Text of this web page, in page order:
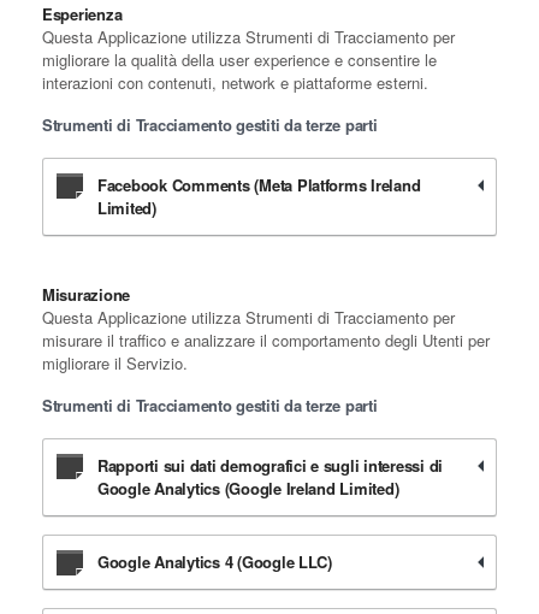
Esperienza
Questa Applicazione utilizza Strumenti di Tracciamento per
migliorare la qualità della user experience e consentire le
interazioni con contenuti, network e piattaforme esterni.
Strumenti di Tracciamento gestiti da terze parti
Facebook Comments (Meta Platforms Ireland
Limited)
Misurazione
Questa Applicazione utilizza Strumenti di Tracciamento per
misurare il traffico e analizzare il comportamento degli Utenti per
migliorare il Servizio.
Strumenti di Tracciamento gestiti da terze parti
Rapporti sui dati demografici e sugli interessi di
Google Analytics (Google Ireland Limited)
Google Analytics 4 (Google LLC)